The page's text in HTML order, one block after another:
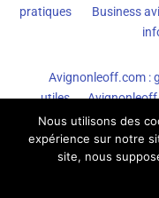
pratiques
Business
Avignonleoff.com :
utiles
informations pratiques
pratique,
Nous utilisons des
expérience sur notre
site, nous